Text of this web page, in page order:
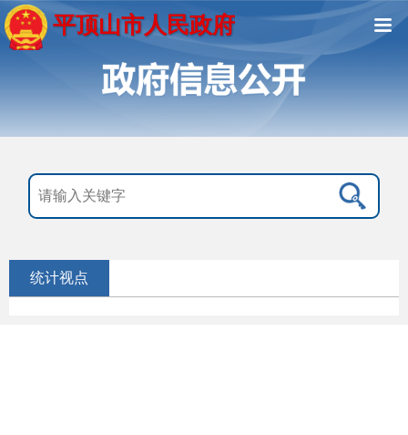
平顶山市人民政府
统计视点